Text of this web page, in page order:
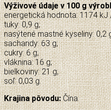
Výživové údaje v 100 g
energetická hodnota: 1174 kJ
tuky: 0,9 g;
nasýtené mastné kyseliny: 0,2
sacharidy: 63 g;
cukry: 6 g;
vláknina: 16 g;
bielkoviny: 21 g;
soľ: 0,03 g.
Krajina pôvodu:Čína.